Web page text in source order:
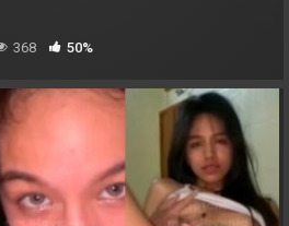
368 50%